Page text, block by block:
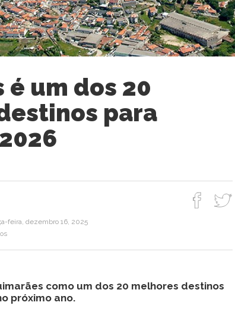
é um dos 20
para
feira, dezembro 16, 2025
como um dos 20 melhores destinos
próximo ano.